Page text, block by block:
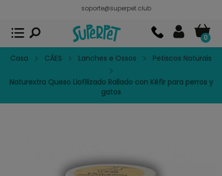
soporte@superpet.club
0
Casa CÃES Lanches e Ossos Petiscos Naturais
Naturextra Queso Liofilizado Rallado con Kéfir para perros y
gatos
Superpet, comida para mascotas
APP GRATIS - En Google Play